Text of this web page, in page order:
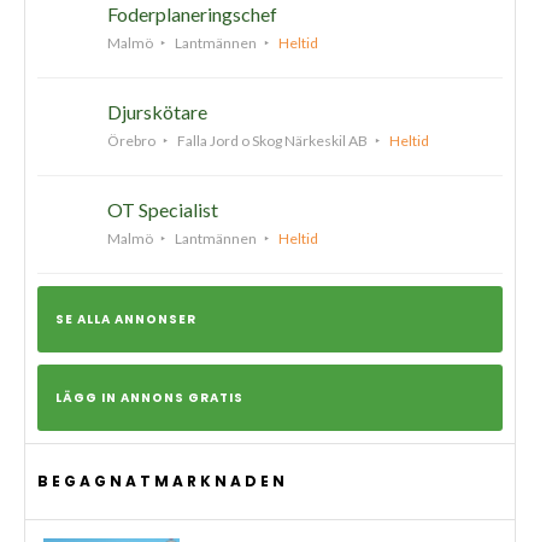
Foderplaneringschef
Malmö Lantmännen Heltid
Djurskötare
Örebro Falla Jord o Skog Närkeskil AB Heltid
OT Specialist
Malmö Lantmännen Heltid
SE ALLA ANNONSER
LÄGG IN ANNONS GRATIS
BEGAGNATMARKNADEN